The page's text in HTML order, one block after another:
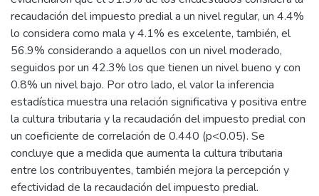
recaudación del impuesto predial a un nivel regular, un 4.4%
lo considera como mala y 4.1% es excelente, también, el
56.9% considerando a aquellos con un nivel moderado,
seguidos por un 42.3% los que tienen un nivel bueno y con
0.8% un nivel bajo. Por otro lado, el valor la inferencia
estadística muestra una relación significativa y positiva entre
la cultura tributaria y la recaudación del impuesto predial con
un coeficiente de correlación de 0.440 (p<0.05). Se
concluye que a medida que aumenta la cultura tributaria
entre los contribuyentes, también mejora la percepción y
efectividad de la recaudación del impuesto predial.